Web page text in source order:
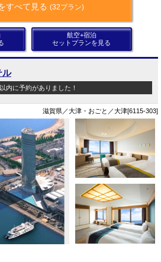
すべて見る (32プラン)
航空+宿泊
セットプランを見る
ル
内に予約がありました！
滋賀県／大津・おごと／大津[6115-303]